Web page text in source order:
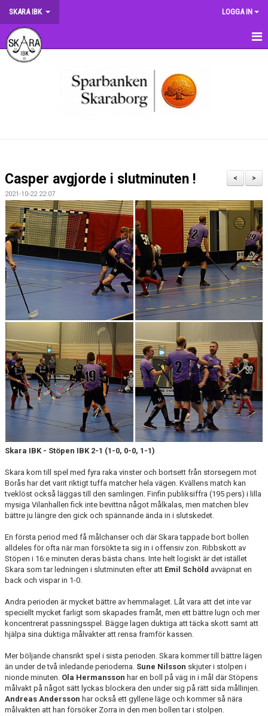
SKARA IBK LOGGA IN
HEM
KRONMATCHEN
SERIETABELLER
MATCHVÄRDSKAP
TRÄNINGSSCHEMA
KALENDER
LÄNKAR
VÅRA LAG
WEBSHOP
MEDLEMSAVGIFTER
50/50 LOTTERI
>
<
Casper avgjorde i slutminuten !
2021-10-22 22:07
Skara IBK - Stöpen IBK 2-1 (1-0, 0-0, 1-1)
Skara kom till spel med fyra raka vinster och bortsett från storsegern mot
Borås har det varit riktigt tuffa matcher hela vägen. Kvällens match kan
tveklöst också läggas till den samlingen. Finfin publiksiffra (195 pers) i lilla
mysiga Vilanhallen fick inte bevittna något målkalas, men matchen blev
bättre ju längre den gick och spännande ända in i slutskedet.
En första period med få målchanser och där Skara tappade bort bollen
alldeles för ofta när man försökte ta sig in i offensiv zon. Ribbskott av
Stöpen i 16:e minuten deras bästa chans. Inte helt logiskt är det istället
Skara som tar ledningen i slutminuten efter att Emil Schöld avväpnat en
back och vispar in 1-0.
Andra perioden är mycket bättre av hemmalaget. Låt vara att det inte var
speciellt mycket farligt som skapades framåt, men ett bättre lugn och mer
koncentrerat passningsspel. Bägge lagen duktiga att täcka skott samt att
hjälpa sina duktiga målvakter att rensa framför kassen.
Mer böljande chansrikt spel i sista perioden. Skara kommer till bättre lägen
än under de två inledande perioderna. Sune Nilsson skjuter i stolpen i
nionde minuten. Ola Hermansson har en boll på väg in i mål där Stöpens
målvakt på något sätt lyckas blockera den under sig på rätt sida mållinjen.
Andreas Andersson har också ett gyllene läge och kommer så nära
målvakten att han försöker Zorra in den men bollen tar i stolpen.